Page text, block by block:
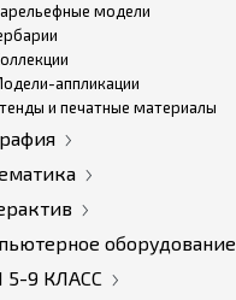
модели
аппликации
и печатные материалы
оборудование
9 КЛАСС